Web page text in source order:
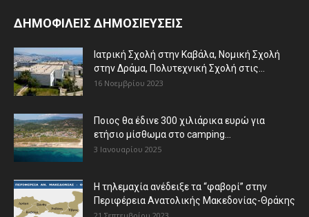
ΔΗΜΟΦΙΛΕΙΣ ΔΗΜΟΣΙΕΥΣΕΙΣ
Ιατρική Σχολή στην Καβάλα, Νομική Σχολή
στην Δράμα, Πολυτεχνική Σχολή στις...
16 Νοεμβρίου 2023
Ποιος θα έδινε 300 χιλιάρικα ευρώ για
ετήσιο μίσθωμα στο camping...
3 Ιανουαρίου 2025
Η τηλεμαχία ανέδειξε τα “φαβορί” στην
Περιφέρεια Ανατολικής Μακεδονίας-Θράκης